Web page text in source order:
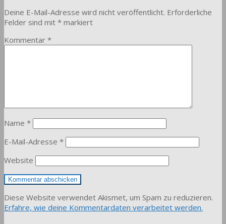
Deine E-Mail-Adresse wird nicht veröffentlicht. Erforderliche
Felder sind mit * markiert
Kommentar *
Name *
E-Mail-Adresse *
Website
Diese Website verwendet Akismet, um Spam zu reduzieren.
Erfahre, wie deine Kommentardaten verarbeitet werden.